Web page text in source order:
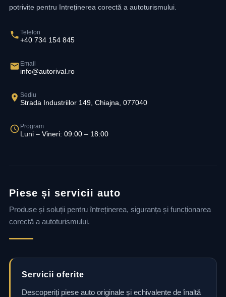
potrivite pentru întreținerea corectă a autoturismului.
Telefon
+40 734 154 845
Email
info@autorival.ro
Sediu
Strada Industriilor 149, Chiajna, 077040
Program
Luni – Vineri: 09:00 – 18:00
Piese și servicii auto
Produse și soluții pentru întreținerea, siguranța și funcționarea
corectă a autoturismului.
Servicii oferite
Descoperiți piese auto originale și echivalente de înaltă